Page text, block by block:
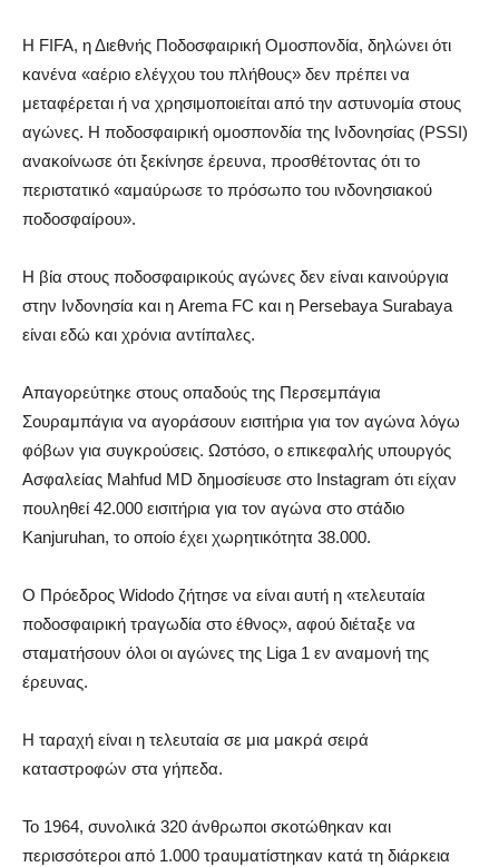
Η FIFA, η Διεθνής Ποδοσφαιρική Ομοσπονδία, δηλώνει ότι
κανένα «αέριο ελέγχου του πλήθους» δεν πρέπει να
μεταφέρεται ή να χρησιμοποιείται από την αστυνομία στους
αγώνες. Η ποδοσφαιρική ομοσπονδία της Ινδονησίας (PSSI)
ανακοίνωσε ότι ξεκίνησε έρευνα, προσθέτοντας ότι το
περιστατικό «αμαύρωσε το πρόσωπο του ινδονησιακού
ποδοσφαίρου».
Η βία στους ποδοσφαιρικούς αγώνες δεν είναι καινούργια
στην Ινδονησία και η Arema FC και η Persebaya Surabaya
είναι εδώ και χρόνια αντίπαλες.
Απαγορεύτηκε στους οπαδούς της Περσεμπάγια
Σουραμπάγια να αγοράσουν εισιτήρια για τον αγώνα λόγω
φόβων για συγκρούσεις. Ωστόσο, ο επικεφαλής υπουργός
Ασφαλείας Mahfud MD δημοσίευσε στο Instagram ότι είχαν
πουληθεί 42.000 εισιτήρια για τον αγώνα στο στάδιο
Kanjuruhan, το οποίο έχει χωρητικότητα 38.000.
Ο Πρόεδρος Widodo ζήτησε να είναι αυτή η «τελευταία
ποδοσφαιρική τραγωδία στο έθνος», αφού διέταξε να
σταματήσουν όλοι οι αγώνες της Liga 1 εν αναμονή της
έρευνας.
Η ταραχή είναι η τελευταία σε μια μακρά σειρά
καταστροφών στα γήπεδα.
Το 1964, συνολικά 320 άνθρωποι σκοτώθηκαν και
περισσότεροι από 1.000 τραυματίστηκαν κατά τη διάρκεια